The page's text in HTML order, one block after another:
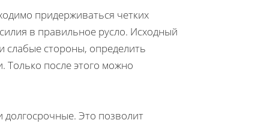
придерживаться четких
в правильное русло. Исходный
слабые стороны, определить
после этого можно
долгосрочные. Это позволит